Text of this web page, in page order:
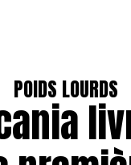
POIDS LOURDS